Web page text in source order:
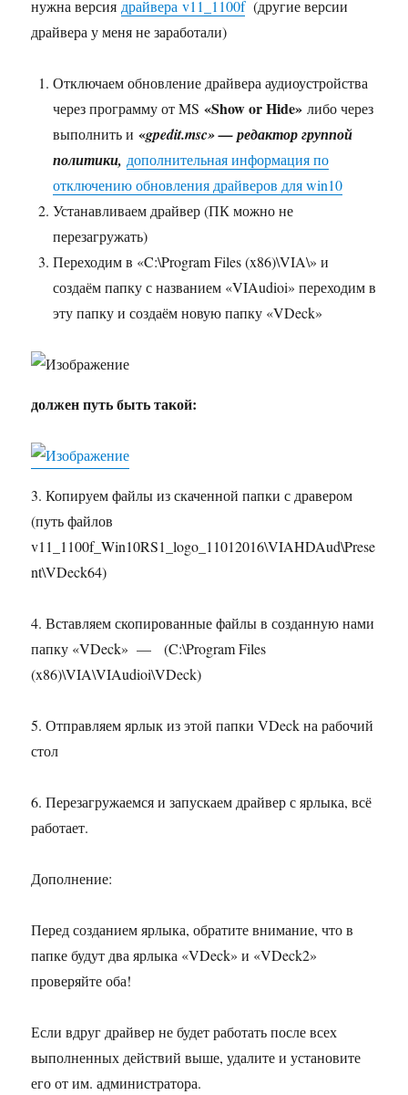
нужна версия драйвера v11_1100f(другие версии
драйвера у меня не заработали)
Отключаем обновление драйвера аудиоустройства
через программу от MS«Show or Hide» либо через
выполнить и«gpedit.msc» — редактор группой
политики,дополнительная информация по
отключению обновления драйверов для win10
Устанавливаем драйвер (ПК можно не
перезагружать)
Переходим в «C:\Program Files (x86)\VIA\» и
создаём папку с названием «VIAudioi» переходим в
эту папку и создаём новую папку «VDeck»
должен путь быть такой:
3. Копируем файлы из скаченной папки с дравером
(путь файлов
v11_1100f_Win10RS1_logo_11012016\VIAHDAud\Prese
nt\VDeck64)
4. Вставляем скопированные файлы в созданную нами
папку «VDeck» — (C:\Program Files
(x86)\VIA\VIAudioi\VDeck)
5. Отправляем ярлык из этой папки VDeck на рабочий
стол
6. Перезагружаемся и запускаем драйвер с ярлыка, всё
работает.
Дополнение:
Перед созданием ярлыка, обратите внимание, что в
папке будут два ярлыка «VDeck» и «VDeck2»
проверяйте оба!
Если вдруг драйвер не будет работать после всех
выполненных действий выше, удалите и установите
его от им. администратора.